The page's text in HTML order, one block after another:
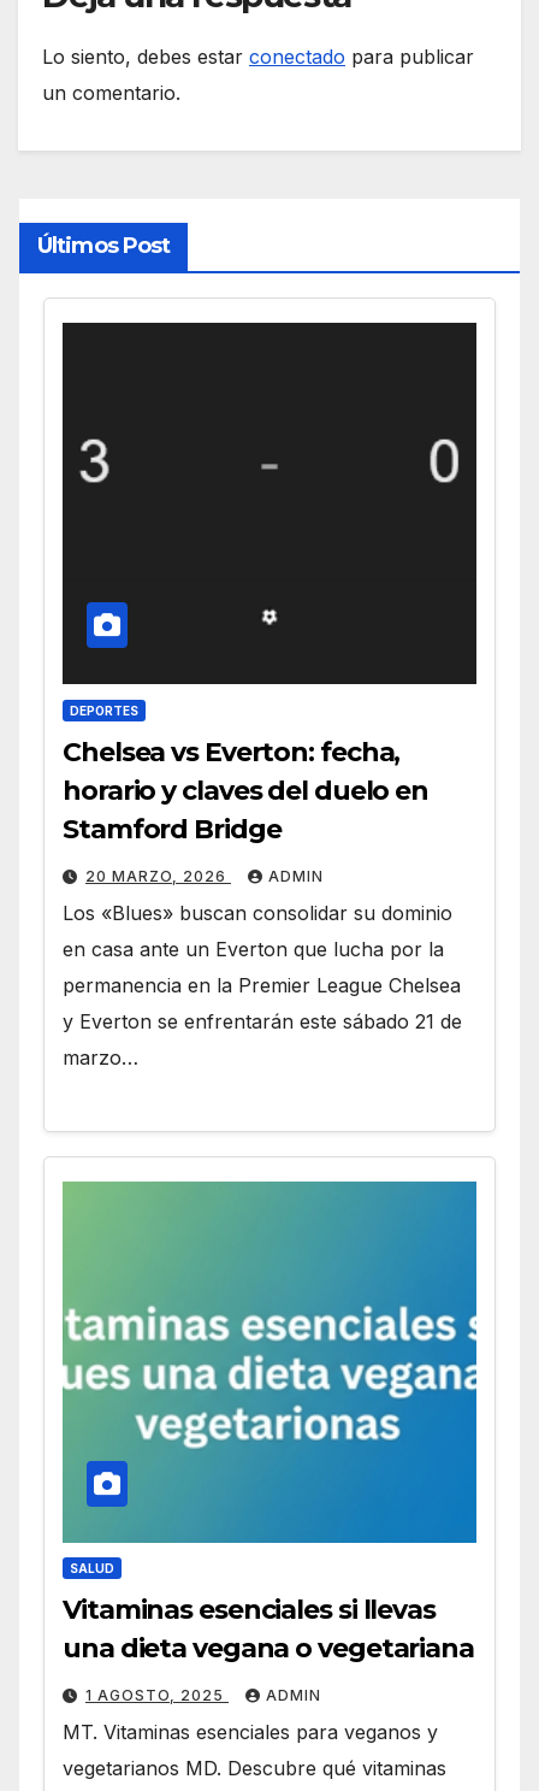
Lo siento, debes estar conectado para publicar
un comentario.
Últimos Post
DEPORTES
Chelsea vs Everton: fecha,
horario y claves del duelo en
Stamford Bridge
20 MARZO, 2026 ADMIN
Los «Blues» buscan consolidar su dominio
en casa ante un Everton que lucha por la
permanencia en la Premier League Chelsea
y Everton se enfrentarán este sábado 21 de
marzo…
SALUD
Vitaminas esenciales si llevas
una dieta vegana o vegetariana
1 AGOSTO, 2025 ADMIN
MT. Vitaminas esenciales para veganos y
vegetarianos MD. Descubre qué vitaminas